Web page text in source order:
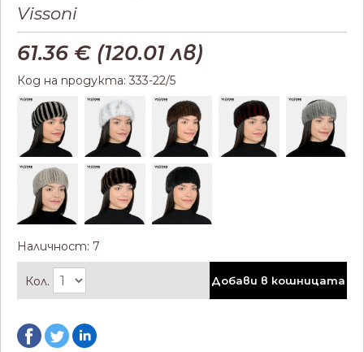
Vissoni
61.36 € (120.01 лв)
Код на продукта: 333-22/5
Наличност: 7
Кол. Добави в кошницата